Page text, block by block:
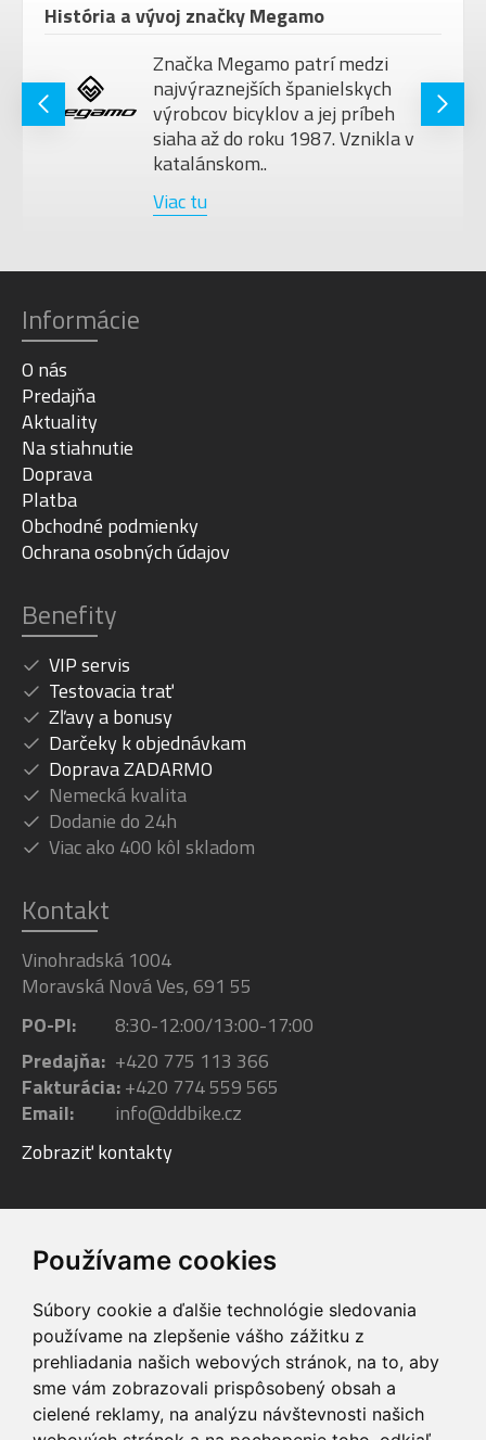
Používame cookies
Súbory cookie a ďalšie technológie sledovania
používame na zlepšenie vášho zážitku z
prehliadania našich webových stránok, na to, aby
sme vám zobrazovali prispôsobený obsah a
cielené reklamy, na analýzu návštevnosti našich
História a vývoj značky Megamo
Značka Megamo patrí medzi
najvýraznejších španielskych
výrobcov bicyklov a jej príbeh
siaha až do roku 1987. Vznikla v
katalánskom..
Viac tu
Informácie
O nás
Predajňa
Aktuality
Na stiahnutie
Doprava
Platba
Obchodné podmienky
Ochrana osobných údajov
Benefity
VIP servis
Testovacia trať
Zľavy a bonusy
Darčeky k objednávkam
Doprava ZADARMO
Nemecká kvalita
Dodanie do 24h
Viac ako 400 kôl skladom
Kontakt
Vinohradská 1004
Moravská Nová Ves, 691 55
PO-PI:
8:30-12:00/13:00-17:00
Predajňa: +420 775 113 366
Fakturácia:+420 774 559 565
Email:
info@ddbike.cz
Zobraziť kontakty
Facebook Instagram
VIP servis
na zakúpené
Testovacia trať
možnosť vyskúšať si